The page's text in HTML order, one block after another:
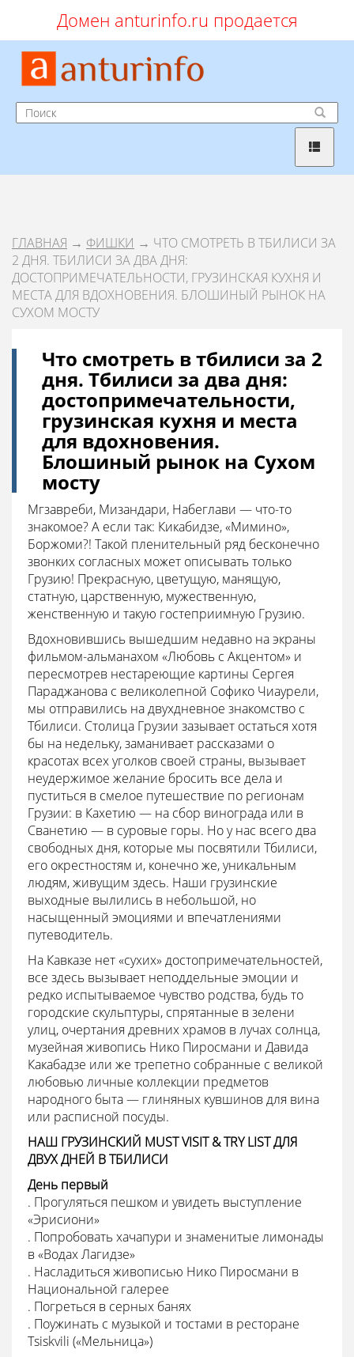
Домен anturinfo.ru продается
ГЛАВНАЯ → ФИШКИ → ЧТО СМОТРЕТЬ В ТБИЛИСИ ЗА
2 ДНЯ. ТБИЛИСИ ЗА ДВА ДНЯ:
ДОСТОПРИМЕЧАТЕЛЬНОСТИ, ГРУЗИНСКАЯ КУХНЯ И
МЕСТА ДЛЯ ВДОХНОВЕНИЯ. БЛОШИНЫЙ РЫНОК НА
СУХОМ МОСТУ
Что смотреть в тбилиси за 2
дня. Тбилиси за два дня:
достопримечательности,
грузинская кухня и места
для вдохновения.
Блошиный рынок на Сухом
мосту
Мгзавреби, Мизандари, Набеглави — что-то
знакомое? А если так: Кикабидзе, «Мимино»,
Боржоми?! Такой пленительный ряд бесконечно
звонких согласных может описывать только
Грузию! Прекрасную, цветущую, манящую,
статную, царственную, мужественную,
женственную и такую гостеприимную Грузию.
Вдохновившись вышедшим недавно на экраны
фильмом-альманахом «Любовь с Акцентом» и
пересмотрев нестареющие картины Сергея
Параджанова с великолепной Софико Чиаурели,
мы отправились на двухдневное знакомство с
Тбилиси. Столица Грузии зазывает остаться хотя
бы на недельку, заманивает рассказами о
красотах всех уголков своей страны, вызывает
неудержимое желание бросить все дела и
пуститься в смелое путешествие по регионам
Грузии: в Кахетию — на сбор винограда или в
Сванетию — в суровые горы. Но у нас всего два
свободных дня, которые мы посвятили Тбилиси,
его окрестностям и, конечно же, уникальным
людям, живущим здесь. Наши грузинские
выходные вылились в небольшой, но
насыщенный эмоциями и впечатлениями
путеводитель.
На Кавказе нет «сухих» достопримечательностей,
все здесь вызывает неподдельные эмоции и
редко испытываемое чувство родства, будь то
городские скульптуры, спрятанные в зелени
улиц, очертания древних храмов в лучах солнца,
музейная живопись Нико Пиросмани и Давида
Какабадзе или же трепетно собранные с великой
любовью личные коллекции предметов
народного быта — глиняных кувшинов для вина
или расписной посуды.
НАШ ГРУЗИНСКИЙ MUST VISIT & TRY LIST ДЛЯ
ДВУХ ДНЕЙ В ТБИЛИСИ
День первый
. Прогуляться пешком и увидеть выступление
«Эрисиони»
. Попробовать хачапури и знаменитые лимонады
в «Водах Лагидзе»
. Насладиться живописью Нико Пиросмани в
Национальной галерее
. Погреться в серных банях
. Поужинать с музыкой и тостами в ресторане
Tsiskvili («Мельница»)